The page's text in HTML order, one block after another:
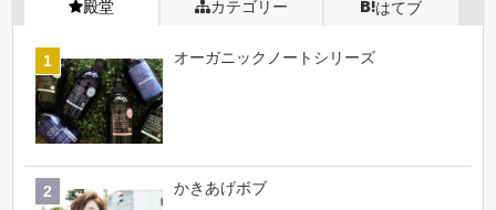
殿堂 カテゴリー はてブ
オーガニックノートシリーズ
かきあげボブ